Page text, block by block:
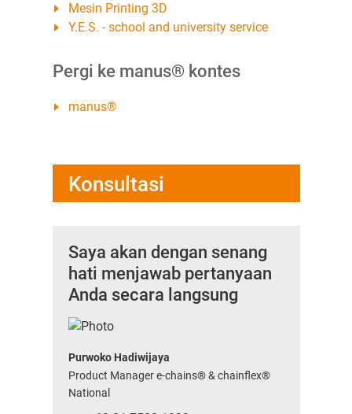
Mesin Printing 3D
Y.E.S. - school and university service
Pergi ke manus® kontes
manus®
Konsultasi
Saya akan dengan senang
hati menjawab pertanyaan
Anda secara langsung
Purwoko Hadiwijaya
Product Manager e-chains® & chainflex®
National